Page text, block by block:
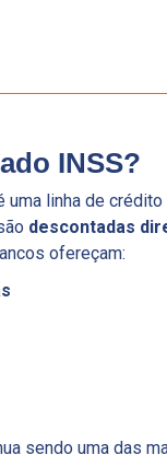
INSS?
uma linha de
descontadas
ofereçam:
sendo uma das